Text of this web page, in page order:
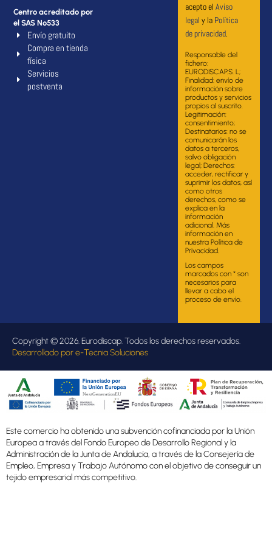
Centro acreditado por
el SAS Nº533
Envío gratuito
Compra en tienda
física
Servicios
postventa
acepto el Aviso
legal y la Política
de privacidad.
Responsable del
fichero:
EURODISCAP.S. L;
Finalidad: envío de
información sobre
productos y servicios
propios al suscrito.
Legitimación:
consentimiento;
Destinatarios: no se
comunicarán los
datos a terceros,
salvo obligación
legal; Derechos:
acceder, rectificar y
suprimir los datos, así
como otros
derechos, como se
explica en la
información
adicional. Más
información en
nuestra Política de
Privacidad.
Los campos
marcados con * son
necesarios para
llevar a cabo el
proceso de envío.
Copyright © 2026. Eurodiscap. Todos los derechos reservados.
Desarrollado pore-Tecnia Soluciones
Este comercio ha obtenido una subvención cofinanciada por la Unión
Europea a través del Fondo Europeo de Desarrollo Regional y la
Administración de la Junta de Andalucía, a través de la Consejería de
Empleo, Empresa y Trabajo Autónomo con el objetivo de conseguir un
tejido empresarial más competitivo.